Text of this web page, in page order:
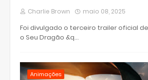
Charlie Brown maio 08, 2025
Foi divulgado o terceiro trailer oficial
o Seu Dragão &q…
Animações